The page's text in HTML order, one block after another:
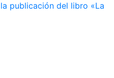
publicación del libro «La